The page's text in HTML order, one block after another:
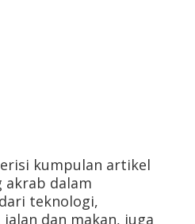
kumpulan artikel
akrab dalam
teknologi,
dan makan, juga